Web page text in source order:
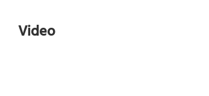
Video